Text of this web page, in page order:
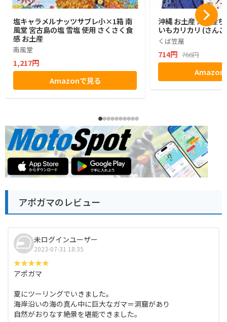
塩キャラメルナッツサブレ小×1箱 南
風堂 宮古島の塩 雪塩 使用 さくさく食
感 お土産
南風堂
1,217円
Amazonで見る
沖縄 お土産 沖縄産
いもカリカリ (さん
くば笠屋
714円 766円
Amazon
アポガマのレビュー
未ログインユーザー
2023-07-31 18:35
アポガマ
夏にツーリングでいきました。
海岸沿いの海の真ん中に巨大なガマ＝洞窟があり
自然がおりなす絶景を堪能できました。